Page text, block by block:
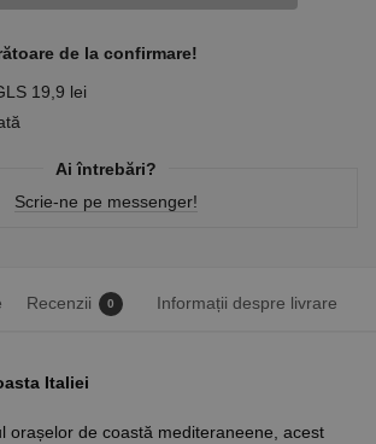
de la confirmare!
19,9 lei
Ai întrebări?
Scrie-ne pe messenger!
Recenzii 0 Informații despre livrare
Italiei
orașelor de coastă mediteraneene, acest